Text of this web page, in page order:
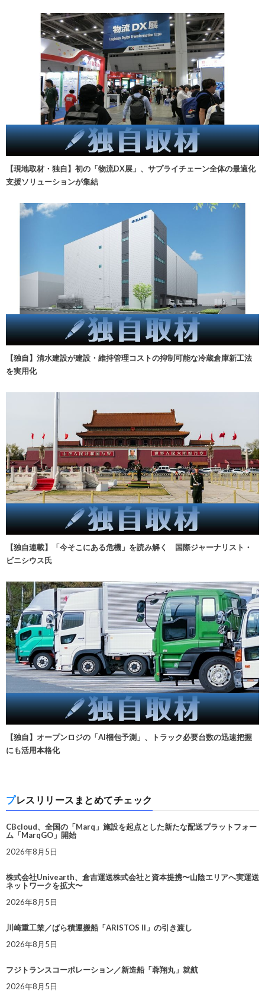
【現地取材・独自】初の「物流DX展」、サプライチェーン全体の最適化
支援ソリューションが集結
【独自】清水建設が建設・維持管理コストの抑制可能な冷蔵倉庫新工法
を実用化
【独自連載】「今そこにある危機」を読み解く 国際ジャーナリスト・
ビニシウス氏
【独自】オープンロジの「AI梱包予測」、トラック必要台数の迅速把握
にも活用本格化
プレスリリースまとめてチェック
CBcloud、全国の「Marq」施設を起点とした新たな配送プラットフォー
ム「MarqGO」開始
2026年8月5日
株式会社Univearth、倉吉運送株式会社と資本提携〜山陰エリアへ実運送
ネットワークを拡大〜
2026年8月5日
川崎重工業／ばら積運搬船「ARISTOS II」の引き渡し
2026年8月5日
フジトランスコーポレーション／新造船「蓉翔丸」就航
2026年8月5日